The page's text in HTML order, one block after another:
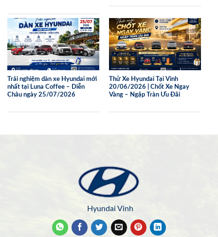
Trải nghiệm dàn xe Hyundai mới
nhất tại Luna Coffee – Diễn
Châu ngày 25/07/2026
Thử Xe Hyundai Tại Vinh
20/06/2026 | Chốt Xe Ngay
Vàng – Ngập Tràn Ưu Đãi
Hyundai Vinh